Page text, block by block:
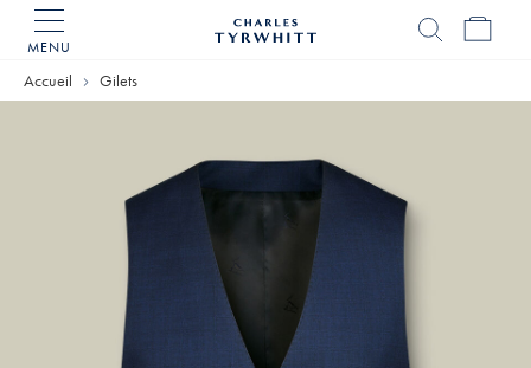
MENU
Accueil Gilets